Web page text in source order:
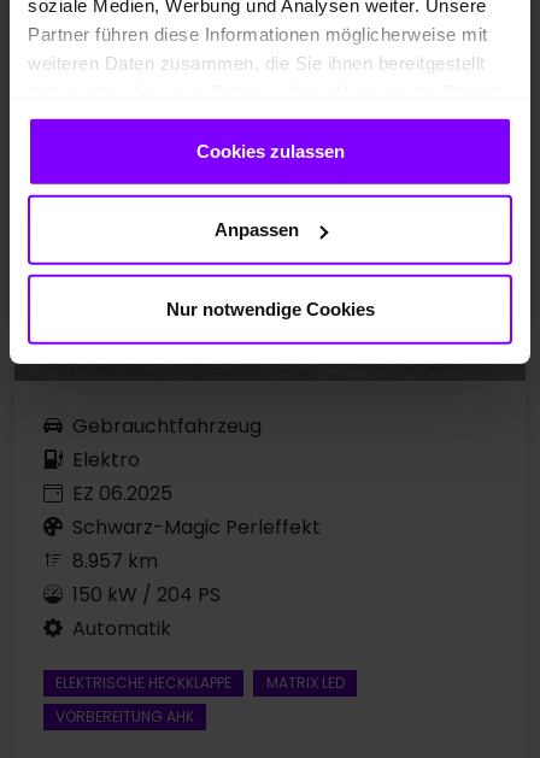
soziale Medien, Werbung und Analysen weiter. Unsere
Partner führen diese Informationen möglicherweise mit
weiteren Daten zusammen, die Sie ihnen bereitgestellt
gesammelt haben.
Cookies zulassen
Anpassen
Nur notwendige Cookies
Gebrauchtfahrzeug
Elektro
EZ 06.2025
Schwarz-Magic Perleffekt
8.957 km
150 kW / 204 PS
Automatik
ELEKTRISCHE HECKKLAPPE
MATRIX LED
VORBEREITUNG AHK